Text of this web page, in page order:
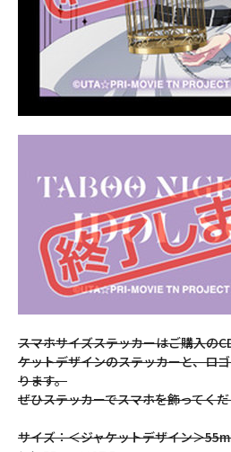
スマホサイズステッカーはご購入の
ケットデザインのステッカーと、ロ
ります。
ぜひステッカーでスマホを飾ってく
サイズ：＜ジャケットデザイン＞